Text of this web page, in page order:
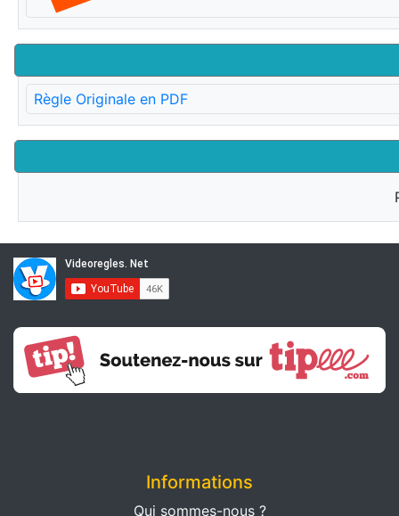
Règle Originale en PDF
Informations
Qui sommes-nous ?